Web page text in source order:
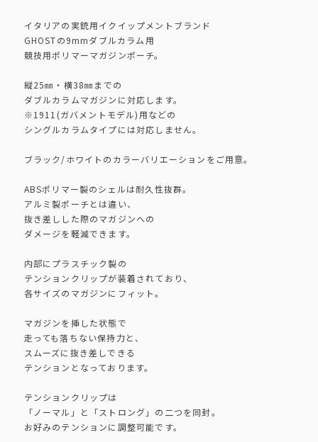
イタリアの実銃用イクイップメントブランド
GHOSTの9mmダブルカラム用
競技用ポリマーマガジンポーチ。
縦25㎜・横38㎜までの
ダブルカラムマガジンに対応します。
※1911(ガバメントモデル)用などの
シングルカラムタイプには対応しません。
ブラック/ホワイトのカラーバリエーションをご用意。
ABSポリマー製のシェルは耐久性抜群。
アルミ製ポーチとは違い、
抜き差しした際のマガジンへの
ダメージを軽減できます。
内部にプラスチック製の
テンションクリップが装着されており、
各サイズのマガジンにフィット。
マガジンを挿した状態で
走っても落ちない保持力と、
スムーズに抜き差しできる
テンションとなっております。
テンションクリップは
「ノーマル」と「ストロング」の二つを同封。
お好みのテンションに調整可能です。